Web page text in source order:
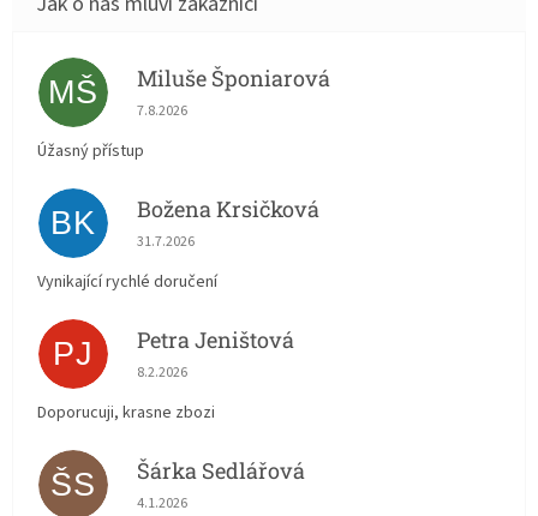
MŠ Miluše Šponiarová
Hodnocení obchodu je 5 z 5 hvězdiček.
7.8.2026
Úžasný přístup
BK Božena Krsičková
Hodnocení obchodu je 5 z 5 hvězdiček.
31.7.2026
Vynikající rychlé doručení
PJ Petra Jeništová
Hodnocení obchodu je 5 z 5 hvězdiček.
8.2.2026
Doporucuji, krasne zbozi
ŠS Šárka Sedlářová
Hodnocení obchodu je 5 z 5 hvězdiček.
4.1.2026